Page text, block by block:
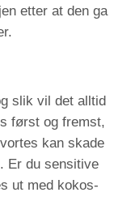
etter at den ga
slik vil det alltid
først og fremst,
kan skade
Er du sensitive
ut med kokos-